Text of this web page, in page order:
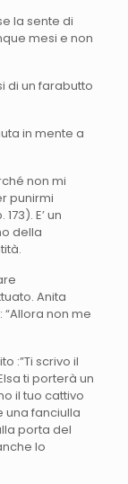
la sente di
mesi e non
di un farabutto
in mente a
non mi
punirmi
E’ un
della
Anita
non me
:”Ti scrivo il
ti porterà un
il tuo cattivo
una fanciulla
porta del
lo